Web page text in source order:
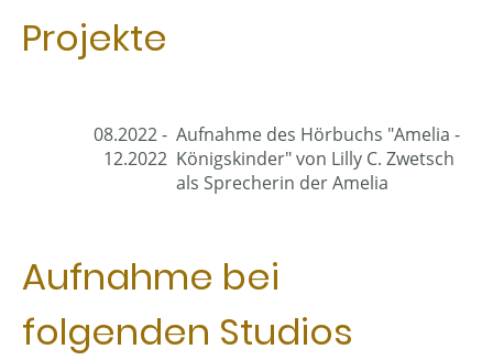
Projekte
08.2022 -
12.2022
Aufnahme des Hörbuchs "Amelia -
Königskinder" von Lilly C. Zwetsch
als Sprecherin der Amelia
Aufnahme bei
folgenden Studios